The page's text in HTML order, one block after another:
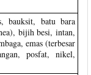
bauksit, batu bara
bijih besi, intan,
emas (terbesar
posfat, nikel,